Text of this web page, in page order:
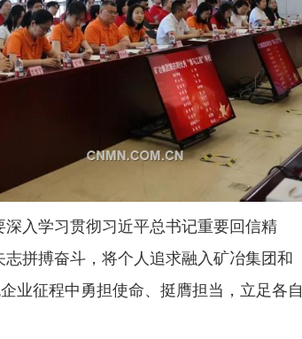
入学习贯彻习近平总书记重要回信精
拼搏奋斗，将个人追求融入矿冶集团和
业征程中勇担使命、挺膺担当，立足各自